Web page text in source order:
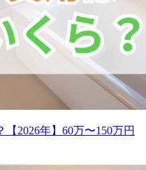
2026年】60万〜150万円